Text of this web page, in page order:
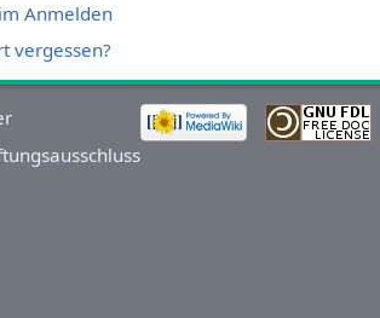
Anmelden
vergessen?